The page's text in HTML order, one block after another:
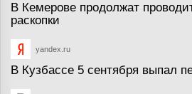
В Кемерове продолжат
раскопки
yandex.ru
В Кузбассе 5 сентября выпал